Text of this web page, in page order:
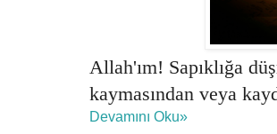
Allah'ım! Sapıklığa
kaymasından veya
Devamını Oku»